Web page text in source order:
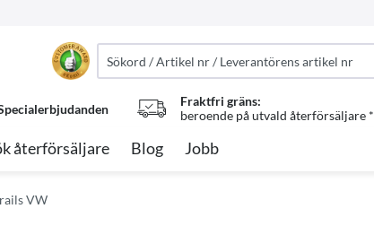
Fraktfri gräns:
beroende på utvald återförsäljare *
återförsäljare Blog Jobb
VW